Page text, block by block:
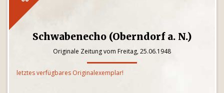
Schwabenecho (Oberndorf a. N.)
Originale Zeitung vom Freitag, 25.06.1948
letztes verfügbares Originalexemplar!